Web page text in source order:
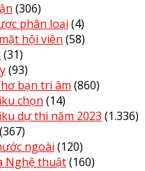
(306)
phân loại (4)
hội viên (58)
(31)
(93)
bạn tri âm (860)
chọn (14)
dự thi năm 2023 (1.336)
(367)
ngoài (120)
Nghệ thuật(160)